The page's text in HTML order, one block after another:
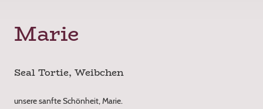
Marie
Seal Tortie, Weibchen
unsere sanfte Schönheit, Marie.